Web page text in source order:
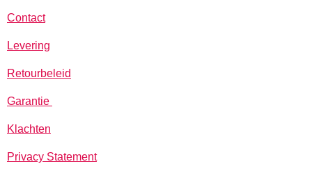
Contact
Levering
Retourbeleid
Garantie
Klachten
Privacy Statement